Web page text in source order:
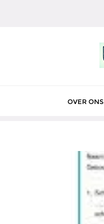
OVER ONS